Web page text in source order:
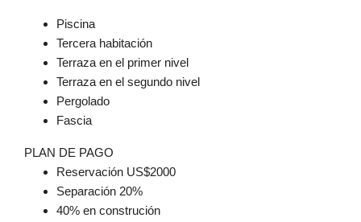
Piscina
Tercera habitación
Terraza en el primer nivel
Terraza en el segundo nivel
Pergolado
Fascia
PLAN DE PAGO
Reservación US$2000
Separación 20%
40% en construción